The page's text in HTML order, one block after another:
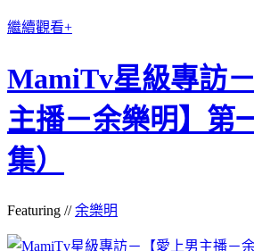
繼續觀看+
MamiTv星級專訪
主播－余樂明】第
集）
Featuring //余樂明